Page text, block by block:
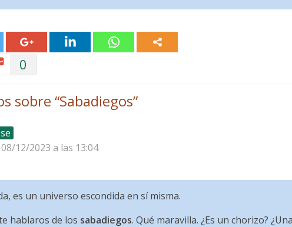
0
sobre “Sabadiegos”
12/2023 a las 13:04
es un universo escondida en sí misma.
hablaros de los sabadiegos. Qué maravilla. ¿Es un chorizo?